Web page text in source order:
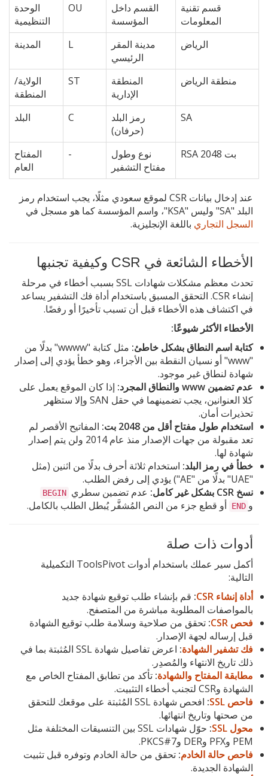
الوحدة
التنظيمية
OU
القسم داخل
المؤسسة
قسم تقنية
المعلومات
المدينة
L
مدينة المقر
الرئيسي
الرياض
الولاية/
المنطقة
ST
المنطقة
الإدارية
منطقة الرياض
البلد C
رمز البلد
(حرفان)
SA
المفتاح
العام
-
نوع وطول
مفتاح التشفير
RSA 2048 بت
عند إدخال بيانات CSR لموقع سعودي مثلًا، يجب استخدام رمز
البلد "SA" وليس "KSA"، واسم المؤسسة كما هو مسجل في
السجل التجاري باللغة الإنجليزية.
الأخطاء الشائعة في CSR وكيفية تجنبها
تحدث معظم مشكلات شهادات SSL بسبب أخطاء في مرحلة
إنشاء CSR. التحقق المسبق باستخدام أداة فك التشفير يساعد
في اكتشاف هذه الأخطاء قبل أن تسبب تأخيرًا أو رفضًا.
الأخطاء الأكثر شيوعًا:
كتابة اسم النطاق بشكل خاطئ:
مثل كتابة "wwww" بدلًا من
"www" أو نسيان النقطة بين الأجزاء، وهو خطأ يؤدي إلى إصدار
شهادة لنطاق غير موجود.
عدم تضمين www والنطاق المجرد:
إذا كان الموقع يعمل على
كلا العنوانين، يجب تضمينهما في حقل SAN وإلا ستظهر
تحذيرات أمان.
استخدام طول مفتاح أقل من 2048 بت:
المفاتيح الأقصر لم
تعد مقبولة من جهات الإصدار منذ عام 2014 ولن يتم إصدار
شهادة لها.
خطأ في رمز البلد: استخدام ثلاثة أحرف بدلًا من اثنين (مثل
"UAE" بدلًا من "AE") يؤدي إلى رفض الطلب.
نسخ CSR بشكل غير كامل:
عدم تضمين سطري BEGIN
و END أو قطع جزء من النص المُشفَّر يُبطل الطلب بالكامل.
أدوات ذات صلة
أكمل سير عملك باستخدام أدوات ToolsPivot التكميلية
التالية:
أداة إنشاء CSR
: قم بإنشاء طلب توقيع شهادة جديد
بالمواصفات المطلوبة مباشرة من المتصفح.
فحص CSR
: تحقق من صلاحية وسلامة طلب توقيع الشهادة
قبل إرساله لجهة الإصدار.
فك تشفير الشهادة:
اعرض تفاصيل شهادة SSL المُثبتة بما في
ذلك تاريخ الانتهاء والمُصدِر.
مطابقة المفتاح والشهادة: تأكد من تطابق المفتاح الخاص مع
الشهادة وCSR لتجنب أخطاء التثبيت.
فاحص SSL
:
افحص شهادة SSL المُثبتة على موقعك للتحقق
من صحتها وتاريخ انتهائها.
محول SSL
:
حوّل شهادات SSL بين التنسيقات المختلفة مثل
PEM وPFX وDER وPKCS#7.
فاحص حالة الخادم: تحقق من حالة الخادم وتوفره قبل تثبيت
الشهادة الجديدة.